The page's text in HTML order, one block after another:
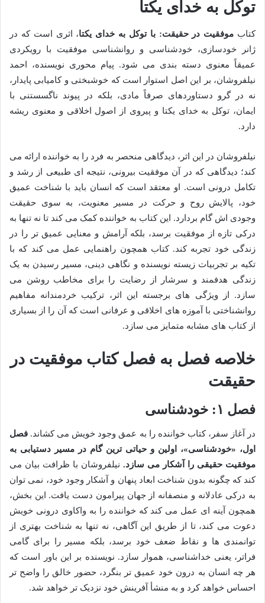
توکل به خدای یکتا
کتاب موفقیت در حقیقت: با توکل به خدای یکتا، اثری است که در
ژانر خودسازی، خودشناسی و روانشناسی موفقیت با رویکردی
عمیقاً معنوی دسته بندی می شود. پیام محوری نویسنده، احمد
نیلفروشان، بر این اصل استوار است که خوشبختی و کامیابی پایدار،
نه در گرو دستاوردهای صرفاً مادی، بلکه در پیوند ناگسستنی با
ایمان، توکل به خدای یکتا و پیروی از اصول اخلاقی و معنوی ریشه
دارد.
نیلفروشان در این اثر، دیدگاهی منحصر به فرد را به خواننده ارائه می
کند؛ دیدگاهی که در آن موفقیت بیرونی، نتیجه ای طبیعی از رشد و
تکامل درونی است. او معتقد است که انسان باید با شناخت عمیق
خود، پالایش روح و حرکت در مسیر معنویت، به سوی حقیقت
وجودی اش گام بردارد. این کتاب به خواننده کمک می کند تا نه تنها به
درکی تازه از موفقیت برسد، بلکه آرامش و معنایی عمیق تر را در
زندگی خود تجربه کند. کتاب همچون راهنمایی عمل می کند که با
تکیه بر تجربیات زیسته نویسنده و نگاهی دینی، مسیر رسیدن به یک
زندگی هدفمند و سرشار از رضایت را برای مخاطب روشن می
سازد. از ویژگی های برجسته این اثر، ترکیب خردمندانه مفاهیم
روانشناختی با آموزه های اخلاقی و عرفانی است که آن را از بسیاری
از کتاب های مشابه متمایز می سازد.
خلاصه فصل به فصل کتاب موفقیت در
حقیقت
فصل ۱: خودشناسی
در آغاز سفر، کتاب خواننده را به عمق وجود خویش می کشاند. فصل
اول، «خودشناسی»، اولین و حیاتی ترین گام در مسیر دستیابی به
موفقیت حقیقی را آشکار می سازد. نیلفروشان با ظرافت بیان می
کند که چگونه بدون شناخت ابعاد پنهان و آشکار وجود خود، نمی توان
به درکی عادلانه و منصفانه از جهان پیرامون دست یافت. این بخش،
همچون آینه ای عمل می کند که خواننده را به واکاوی درونی خویش
دعوت می کند، تا از طریق این آگاهی، نه تنها به شناخت بهتری از
توانمندی ها و نقاط ضعف خود برسد، بلکه مسیر را برای گامی
فراتر، یعنی خداشناسی، هموار سازد. نویسنده بر این باور است که
هر چه انسان به درون خود عمیق تر بنگرد، حضور خالق را واضح تر
احساس خواهد کرد و به منشأ آفرینش خود نزدیک تر خواهد شد.